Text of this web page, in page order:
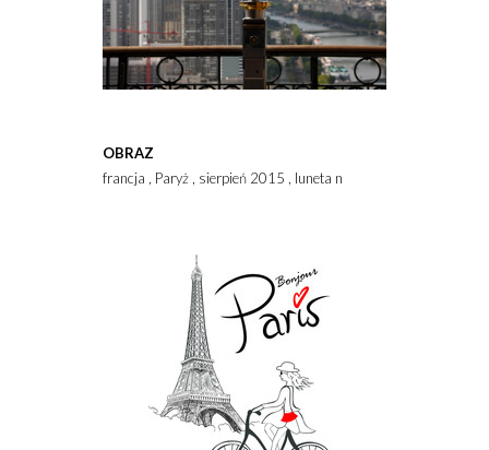
OBRAZ
francja , Paryż , sierpień 2015 , luneta na Wiezy Eiffla